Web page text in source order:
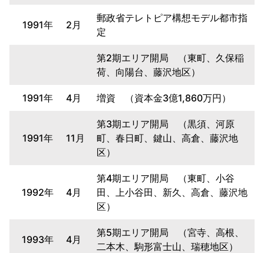
1991年 2月
郵政省テレトピア構想モデル都市指
定
第2期エリア開局 （東町、久保稲
荷、向陽台、藤沢地区）
1991年 4月 増資 （資本金3億1,860万円）
1991年 11月
第3期エリア開局 （黒須、河原
町、春日町、鍵山、高倉、藤沢地
区）
1992年 4月
第4期エリア開局 （東町、小谷
田、上小谷田、新久、高倉、藤沢地
区）
1993年 4月
第5期エリア開局 （宮寺、高根、
二本木、駒形富士山、瑞穂地区）